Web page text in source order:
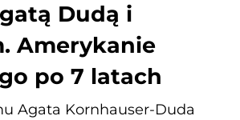
Dudą i
Amerykanie
po 7 latach
Agata Kornhauser-Duda